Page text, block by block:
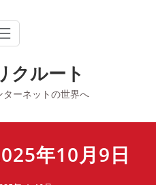
クルート
ターネットの世界へ
年10月9日